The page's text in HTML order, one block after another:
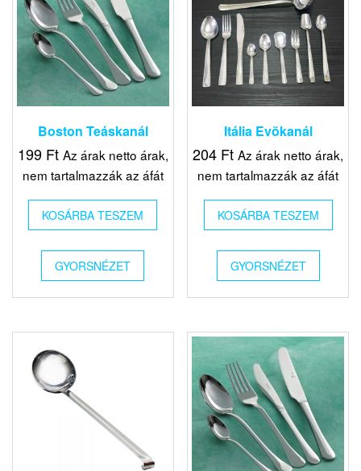
Boston Teáskanál
199 Ft Az árak netto árak,
nem tartalmazzák az áfát
KOSÁRBA TESZEM
GYORSNÉZET
Itália Evõkanál
204 Ft Az árak netto árak,
nem tartalmazzák az áfát
KOSÁRBA TESZEM
GYORSNÉZET